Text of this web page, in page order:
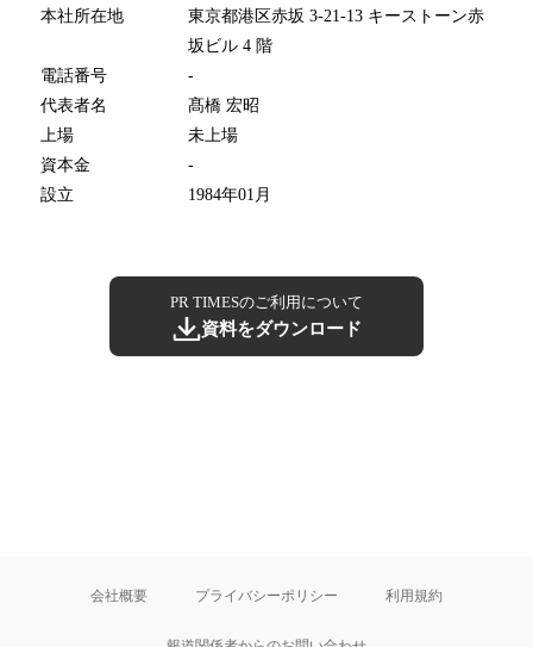
本社所在地
東京都港区赤坂 3-21-13 キーストーン赤
坂ビル 4 階
電話番号
-
代表者名
髙橋 宏昭
上場
未上場
資本金
-
設立
1984年01月
PR TIMESのご利用について
資料をダウンロード
会社概要 プライバシーポリシー 利用規約